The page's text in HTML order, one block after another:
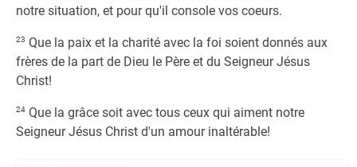
notre situation, et pour qu'il console vos coeurs.
23 Que la paix et la charité avec la foi soient donnés aux
frères de la part de Dieu le Père et du Seigneur Jésus
Christ!
24 Que la grâce soit avec tous ceux qui aiment notre
Seigneur Jésus Christ d'un amour inaltérable!